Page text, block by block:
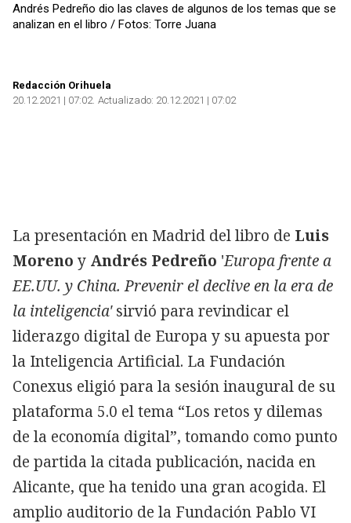
Andrés Pedreño dio las claves de algunos de los temas que se
analizan en el libro / Fotos: Torre Juana
Redacción Orihuela
20.12.2021 | 07:02 Actualizado: 20.12.2021 | 07:02
La presentación en Madrid del libro de Luis
Moreno y Andrés Pedreño 'Europa frente a
EE.UU. y China. Prevenir el declive en la era de
la inteligencia'sirvió para revindicar el
liderazgo digital de Europa y su apuesta por
la Inteligencia Artificial. La Fundación
Conexus eligió para la sesión inaugural de su
plataforma 5.0 el tema “Los retos y dilemas
de la economía digital”, tomando como punto
de partida la citada publicación, nacida en
Alicante, que ha tenido una gran acogida. El
amplio auditorio de la Fundación Pablo VI